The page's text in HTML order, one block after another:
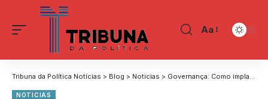
Aa
Tribuna da Política Notícias > Blog > Noticias > Governança: Como implantar conselho consultivo no agronegócio?
NOTICIAS